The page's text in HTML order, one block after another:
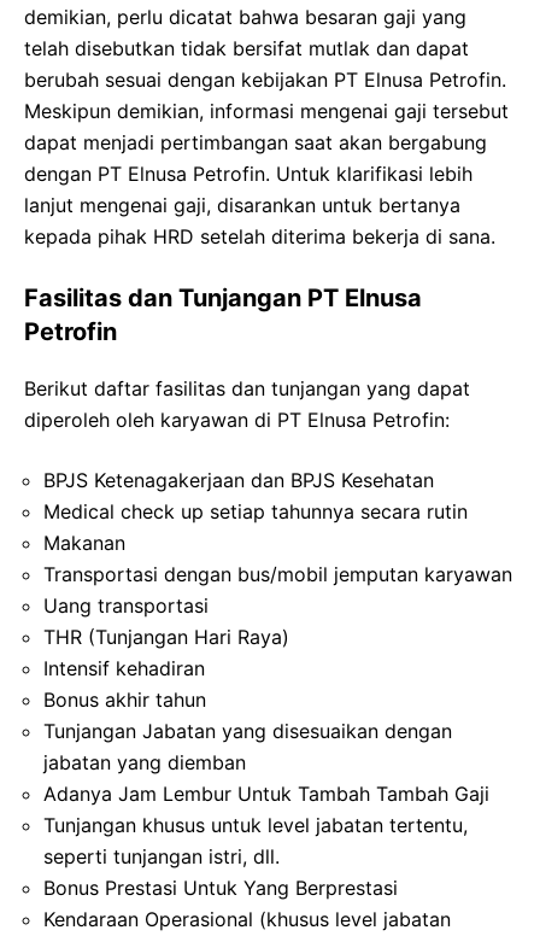
demikian, perlu dicatat bahwa besaran gaji yang
telah disebutkan tidak bersifat mutlak dan dapat
berubah sesuai dengan kebijakan PT Elnusa Petrofin.
Meskipun demikian, informasi mengenai gaji tersebut
dapat menjadi pertimbangan saat akan bergabung
dengan PT Elnusa Petrofin. Untuk klarifikasi lebih
lanjut mengenai gaji, disarankan untuk bertanya
kepada pihak HRD setelah diterima bekerja di sana.
Fasilitas dan Tunjangan PT Elnusa
Petrofin
Berikut daftar fasilitas dan tunjangan yang dapat
diperoleh oleh karyawan di PT Elnusa Petrofin:
BPJS Ketenagakerjaan dan BPJS Kesehatan
Medical check up setiap tahunnya secara rutin
Makanan
Transportasi dengan bus/mobil jemputan karyawan
Uang transportasi
THR (Tunjangan Hari Raya)
Intensif kehadiran
Bonus akhir tahun
Tunjangan Jabatan yang disesuaikan dengan
jabatan yang diemban
Adanya Jam Lembur Untuk Tambah Tambah Gaji
Tunjangan khusus untuk level jabatan tertentu,
seperti tunjangan istri, dll.
Bonus Prestasi Untuk Yang Berprestasi
Kendaraan Operasional (khusus level jabatan